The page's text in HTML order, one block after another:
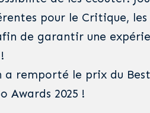
pour le Critique, les
de garantir une
a remporté le prix du
Awards 2025 !